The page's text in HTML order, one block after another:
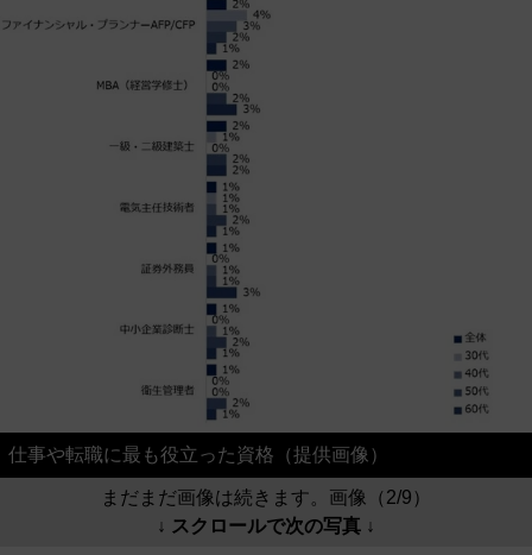
仕事や転職に最も役立った資格（提供画像）
まだまだ画像は続きます。画像（2/9）
↓ スクロールで次の写真 ↓